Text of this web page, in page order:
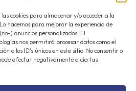
cookies para almacenar y/o acceder a la
hacemos para mejorar la experiencia de
) anuncios personalizados. El
nos permitirá procesar datos como el
o los ID's únicos en este sitio. No consentir o
afectar negativamente a ciertas